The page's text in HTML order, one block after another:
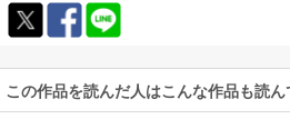
この作品を読んだ人はこんな作品も読ん